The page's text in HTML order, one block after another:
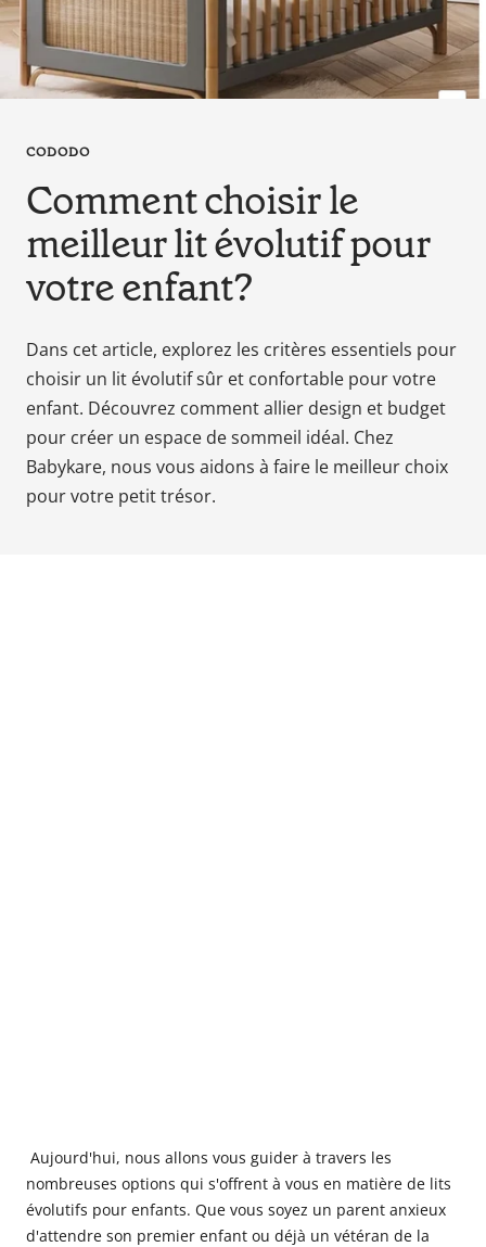
tant
que
parents
pour
la
grossesse
de
maman
bain
avec
Papa.
Meilleurs
prix
sur
CODODO
Comment choisir le
meilleur lit évolutif pour
votre enfant?
Dans cet article, explorez les critères essentiels pour
choisir un lit évolutif sûr et confortable pour votre
enfant. Découvrez comment allier design et budget
pour créer un espace de sommeil idéal. Chez
Babykare, nous vous aidons à faire le meilleur choix
pour votre petit trésor.
Aujourd'hui, nous allons vous guider à travers les
nombreuses options qui s'offrent à vous en matière de lits
évolutifs pour enfants. Que vous soyez un parent anxieux
d'attendre son premier enfant ou déjà un vétéran de la